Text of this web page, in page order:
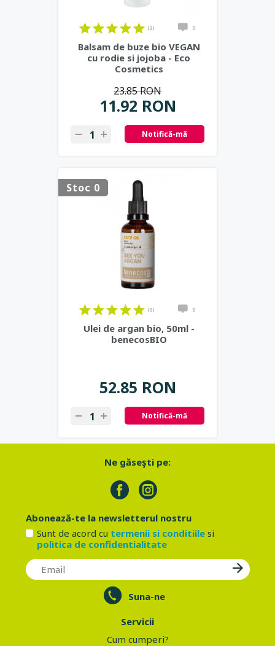
(2) 0
Balsam de buze bio VEGAN
cu rodie si jojoba - Eco
Cosmetics
11.92 RON
23.85 RON
Notifică-mă
Stoc 0
(0) 0
Ulei de argan bio, 50ml -
benecosBIO
52.85 RON
Notifică-mă
Ne găseşti pe:
Abonează-te la newsletterul nostru
Sunt de acord cu termenii si conditiilesi
politica de confidentialitate
Suna-ne
Servicii
Cum cumperi?